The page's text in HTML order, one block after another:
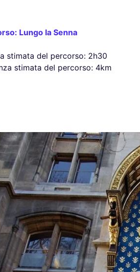
Lungo la Senna
stimata del percorso: 2h30
stimata del percorso: 4km